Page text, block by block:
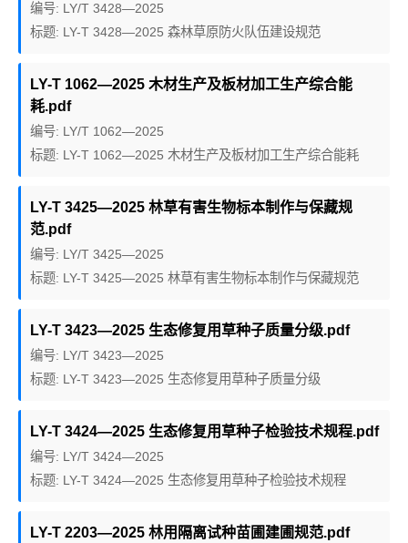
编号: LY/T 3428—2025
标题: LY-T 3428—2025 森林草原防火队伍建设规范
LY-T 1062—2025 木材生产及板材加工生产综合能
耗.pdf
编号: LY/T 1062—2025
标题: LY-T 1062—2025 木材生产及板材加工生产综合能耗
LY-T 3425—2025 林草有害生物标本制作与保藏规
范.pdf
编号: LY/T 3425—2025
标题: LY-T 3425—2025 林草有害生物标本制作与保藏规范
LY-T 3423—2025 生态修复用草种子质量分级.pdf
编号: LY/T 3423—2025
标题: LY-T 3423—2025 生态修复用草种子质量分级
LY-T 3424—2025 生态修复用草种子检验技术规程.pdf
编号: LY/T 3424—2025
标题: LY-T 3424—2025 生态修复用草种子检验技术规程
LY-T 2203—2025 林用隔离试种苗圃建圃规范.pdf